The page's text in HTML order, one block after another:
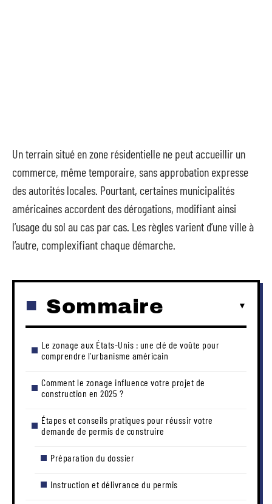
Un terrain situé en zone résidentielle ne peut accueillir un
commerce, même temporaire, sans approbation expresse
des autorités locales. Pourtant, certaines municipalités
américaines accordent des dérogations, modifiant ainsi
l’usage du sol au cas par cas. Les règles varient d’une ville à
l’autre, complexifiant chaque démarche.
Sommaire
Le zonage aux États-Unis : une clé de voûte pour
comprendre l’urbanisme américain
Comment le zonage influence votre projet de
construction en 2025 ?
Étapes et conseils pratiques pour réussir votre
demande de permis de construire
Préparation du dossier
Instruction et délivrance du permis